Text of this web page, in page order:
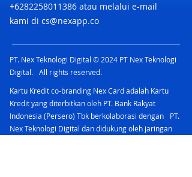
+6282258011386 atau melalui e-mail
kami di cs@nexapp.co
PT. Nex Teknologi Digital © 2024 PT Nex Teknologi
Digital. All rights reserved.
Kartu Kredit co-branding Nex Card adalah Kartu
Kredit yang diterbitkan oleh PT. Bank Rakyat
Indonesia (Persero) Tbk berkolaborasi dengan PT.
Nex Teknologi Digital dan didukung oleh jaringan